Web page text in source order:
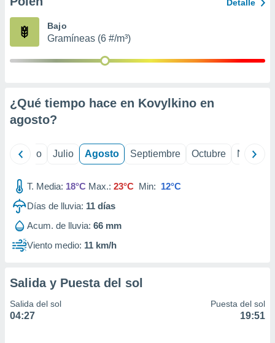
publicidad
1199
Detalle
Bajo
Gramíneas (6 #/m³)
¿Qué tiempo hace en Kovylkino en
agosto?
Junio Julio Agosto Septiembre Octubre
T. Media: 18°C Max.: 23°C Min: 12°C
Días de lluvia: 11 días
Acum. de lluvia: 66 mm
Viento medio: 11 km/h
Salida y Puesta del sol
Salida del sol
04:27
Puesta del sol
19:51